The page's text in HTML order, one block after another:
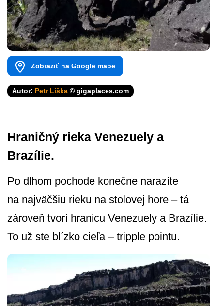
Zobraziť na Google mape
Autor: Petr Liška © gigaplaces.com
Hraničný rieka Venezuely a
Brazílie.
Po dlhom pochode konečne narazíte
na najväčšiu rieku na stolovej hore – tá
zároveň tvorí hranicu Venezuely a Brazílie.
To už ste blízko cieľa – tripple pointu.